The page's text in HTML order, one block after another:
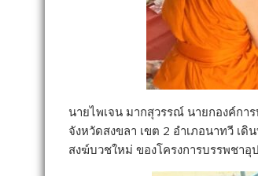
นายไพเจน มากสุวรรณ์ นายกองค์กา
จังหวัดสงขลา เขต 2 อำเภอนาทวี เ
สงฆ์บวชใหม่ ของโครงการบรรพชา